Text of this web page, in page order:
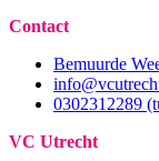
Contact
Bemuurde
0302312289
VC Utrecht